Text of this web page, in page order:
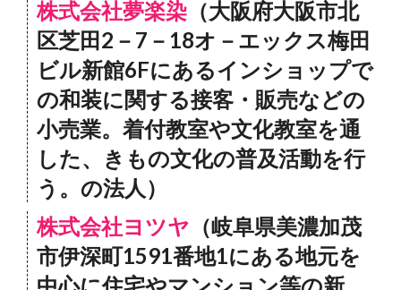
株式会社夢楽染 （大阪府大阪市北
区芝田2－7－18オ－エックス梅田
ビル新館6Fにあるインショップで
の和装に関する接客・販売などの
小売業。着付教室や文化教室を通
した、きもの文化の普及活動を行
う。の法人）
株式会社ヨツヤ （岐阜県美濃加茂
市伊深町1591番地1にある地元を